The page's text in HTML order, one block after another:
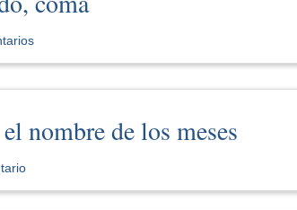
nombre de los meses